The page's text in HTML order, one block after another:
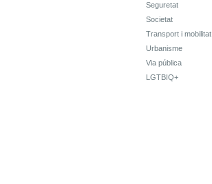
Seguretat
Societat
Transport i mobilitat
Urbanisme
Via pública
LGTBIQ+